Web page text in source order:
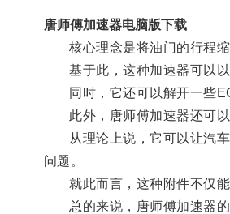
唐师傅加速器电脑版下载
核心理念是将油门的行程缩
基于此，这种加速器可以以
同时，它还可以解开一些
此外，唐师傅加速器还可以
从理论上说，它可以让汽车
问题。
就此而言，这种附件不仅能
总的来说，唐师傅加速器的